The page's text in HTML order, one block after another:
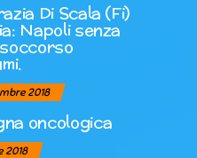
Di Scala (Fi)
Napoli senza
2018
oncologica
2018